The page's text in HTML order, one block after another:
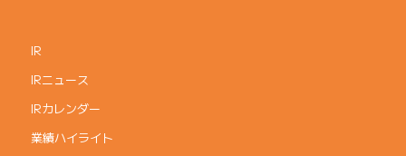
IR
IRニュース
IRカレンダー
業績ハイライト